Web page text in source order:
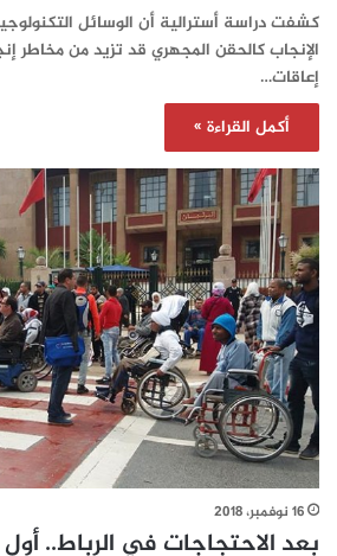
كشفت دراسة أسترالية أن الوسائل
الإنجاب كالحقن المجهري قد تزيد من مخاطر
إعاقات…
أكمل القراءة »
16 نوفمبر، 2018